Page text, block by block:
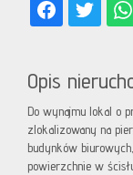
Opis
Do wynajmu lokal o
zlokalizowany na
budynków
powierzchnie w